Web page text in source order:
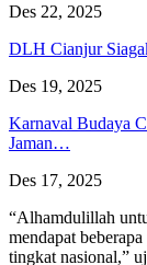
Des 22, 2025
DLH Cianjur
Des 19, 2025
Karnaval Budaya
Jaman…
Des 17, 2025
“Alhamdulillah
mendapat
tingkat nasional,”